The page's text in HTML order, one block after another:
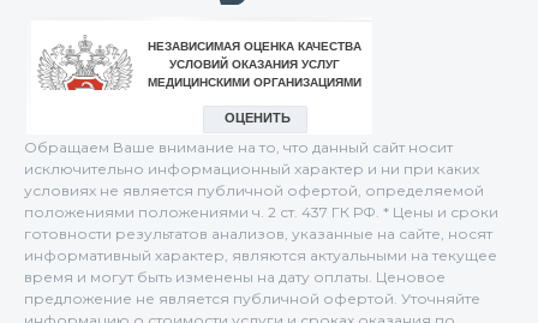
Обращаем Ваше внимание на то, что данный сайт носит
исключительно информационный характер и ни при каких
условиях не является публичной офертой, определяемой
положениями положениями ч. 2 ст. 437 ГК РФ. * Цены и сроки
готовности результатов анализов, указанные на сайте, носят
информативный характер, являются актуальными на текущее
время и могут быть изменены на дату оплаты. Ценовое
предложение не является публичной офертой. Уточняйте